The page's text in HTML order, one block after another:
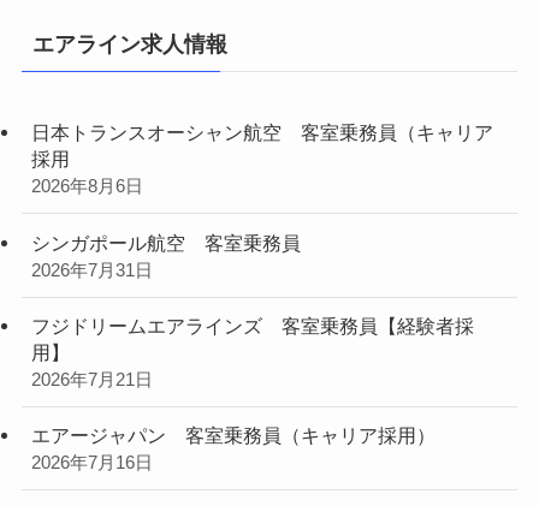
エアライン求人情報
日本トランスオーシャン航空 客室乗務員（キャリア
採用
2026年8月6日
シンガポール航空 客室乗務員
2026年7月31日
フジドリームエアラインズ 客室乗務員【経験者採
用】
2026年7月21日
エアージャパン 客室乗務員（キャリア採用）
2026年7月16日